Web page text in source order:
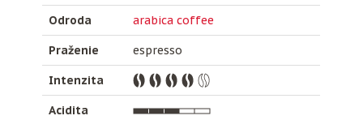
Odroda arabica coffee
Praženie espresso
Intenzita
Acidita